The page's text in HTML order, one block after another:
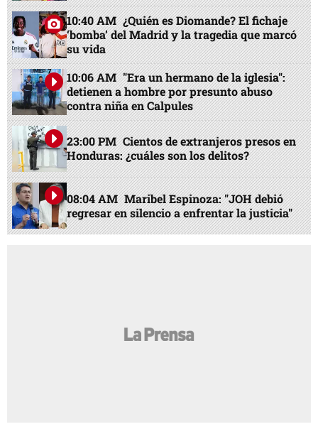
10:40 AM ¿Quién es Diomande? El fichaje
‘bomba’ del Madrid y la tragedia que marcó
su vida
10:06 AM "Era un hermano de la iglesia":
detienen a hombre por presunto abuso
contra niña en Calpules
23:00 PM Cientos de extranjeros presos en
Honduras: ¿cuáles son los delitos?
08:04 AM Maribel Espinoza: "JOH debió
regresar en silencio a enfrentar la justicia"